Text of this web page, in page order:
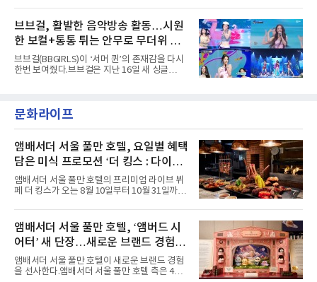
엣을 거침없이 결합했다. 멤버들은 각기 다른 개
성을 살린 스타일링을 선
벌 오디오·음원 스트리밍 플랫폼 스포티파이에
서 27일 자로 누적 재생 수 2억 회를 돌파했
다”고 밝혔다.곡이 발표된 지 약 10개월 만이다.
팀의 첫 번째 2억 스트리밍 곡은 동일 음반에 수
록된 ‘GO!’다. 이 노래는 공개 약 9개월 만인 지
난달 26일 자에 2억 고지를 밟았다. 이는 최근 5
년 내 데뷔한 보이그룹의 곡 중 최단기 2억 달성
했다. “내 티, 5 bucks 바지는, 만원” 등 멤버들
의 라이프 스타일
브브걸, 활발한 음악방송 활동…시원
한 보컬+통통 튀는 안무로 무더위 사
냥
브브걸(BBGIRLS)이 ‘서머 퀸’의 존재감을 다시
한번 보여줬다.브브걸은 지난 16일 새 싱글
MBC '쇼! 음악중심', SBS '인기가요' 등 주요 음
악방송 무대에 올라 화려한 퍼포먼스를 펼쳤다.
력을 앞세워 매 무대 색다른 볼거리를 선사했다.
특히 화사한 파스텔 톤의 비치웨어부터 청량한
마린룩, 햇살 아래 반짝이는 물결을 연상시키는
스커트, 강렬한 붉은 계열의 스타일링까지 각기
다른 매력을 선보였다. 브브걸은 다채로운 여름
패션을 완벽하게 소화하며 보
문화라이프
앰배서더 서울 풀만 호텔, 요일별 혜택
담은 미식 프로모션 ‘더 킹스 : 다이닝
프리빌리지즈’ 선봬
앰배서더 서울 풀만 호텔의 프리미엄 라이브 뷔
페 더 킹스가 오는 8월 10일부터 10월 31일까지
즈’를 선보인다.앰배서더 서울 풀만 호텔 측은
“요일마다 다른 즐거움과 한층 깊어진 미식의 여
유를 경험할 수 있도록 기획했다”고 밝혔다.먼저
월요일과 화요일에는 한 주의 문을 여는 여유로
운 식사를 테마로 다양한 혜택이 마련된다. 런치
이용 시 성인 5인 이상 사전 예약 고객에게 성인
1인 무료 혜택을 제공하며, 디너 이용 시에는 성
앰배서더 서울 풀만 호텔, ‘앰버드 시
어터’ 새 단장…새로운 브랜드 경험 선
사
앰배서더 서울 풀만 호텔이 새로운 브랜드 경험
을 선사한다.앰배서더 서울 풀만 호텔 측은 4일